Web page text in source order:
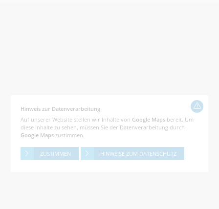
Hinweis zur Datenverarbeitung
Auf unserer Website stellen wir Inhalte von Google Maps bereit. Um
diese Inhalte zu sehen, müssen Sie der Datenverarbeitung durch
Google Maps zustimmen.
ZUSTIMMEN HINWEISE ZUM DATENSCHUTZ